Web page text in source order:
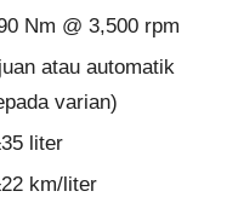
Nm @ 3,500 rpm
atau automatik
varian)
liter
km/liter